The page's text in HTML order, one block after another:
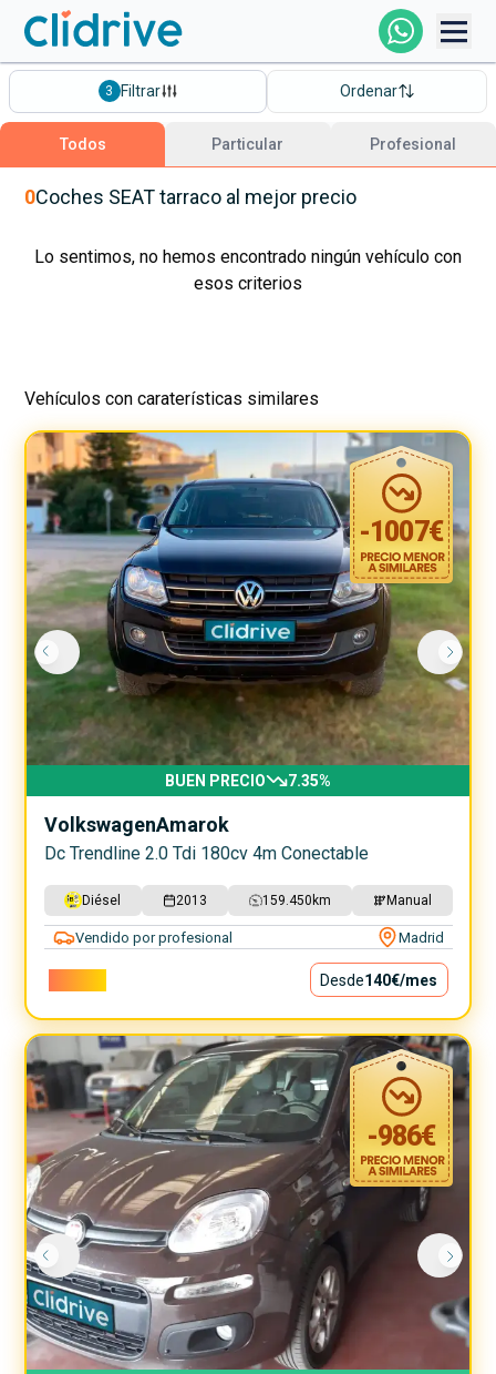
Comprar Coche
Todos Los Coches
Profesional
Particular
Clidrive
3 Filtrar Ordenar
Todos Particular Profesional
0Coches SEATtarraco al mejor precio
Lo sentimos, no hemos encontrado ningún vehículo con
esos criterios
Vehículos con caraterísticas similares
-1007€
BUEN PRECIO 7.35%
VolkswagenAmarok
Dc Trendline 2.0 Tdi 180cv 4m Conectable
Diésel 2013 159.450 km Manual
Vendido por profesional Madrid
Desde140€/mes
-986€